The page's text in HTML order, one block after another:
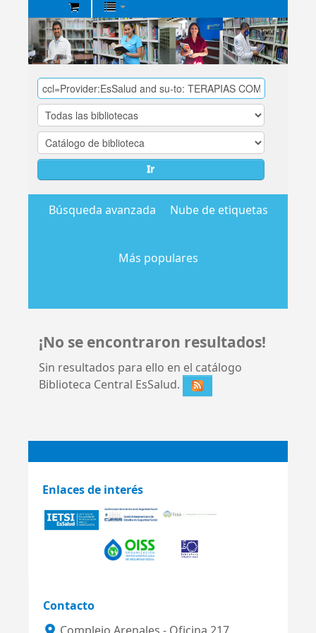
Biblioteca
Central
EsSalud
Ir
Búsqueda avanzada Nube de etiquetas
Más populares
¡No se encontraron resultados!
Sin resultados para ello en el catálogo
Biblioteca Central EsSalud.
Enlaces de interés
Contacto